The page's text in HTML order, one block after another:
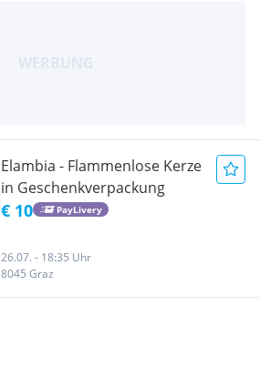
Elambia - Flammenlose Kerze
in Geschenkverpackung
€ 10 PayLivery
26.07. - 18:35 Uhr
8045 Graz